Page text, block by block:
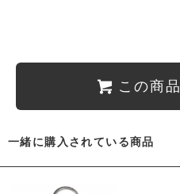
この商
一緒に購入されている商品